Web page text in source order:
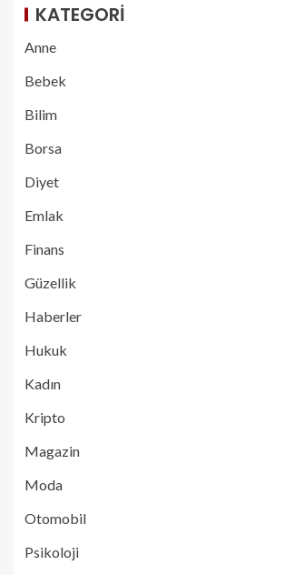
KATEGORI
Anne
Bebek
Bilim
Borsa
Diyet
Emlak
Finans
Güzellik
Haberler
Hukuk
Kadın
Kripto
Magazin
Moda
Otomobil
Psikoloji